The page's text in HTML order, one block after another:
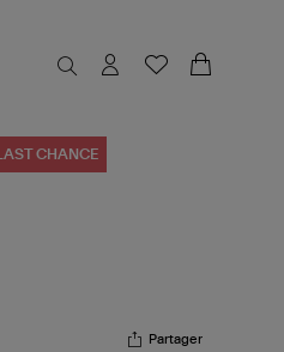
LAST CHANCE
Partager